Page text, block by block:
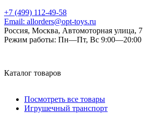
+7 (499) 112-49-58
Email: allorders@opt-toys.ru
Россия, Москва, Автомоторная улица, 7
Режим работы: Пн—Пт, Вс 9:00—20:00
Каталог товаров
Посмотреть все товары
Игрушечный транспорт